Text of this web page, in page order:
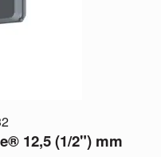
12,5 (1/2") mm